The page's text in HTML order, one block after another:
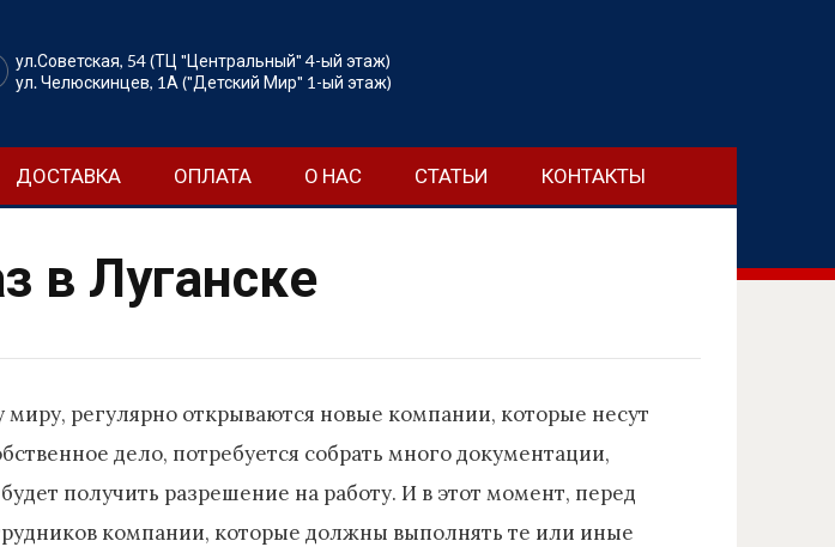
ул.Советская, 54 (ТЦ "Центральный" 4-ый этаж)
ул. Челюскинцев, 1А ("Детский Мир" 1-ый этаж)
ДОСТАВКА ОПЛАТА О НАС СТАТЬИ КОНТАКТЫ
в Луганске
регулярно открываются новые компании, которые несут
дело, потребуется собрать много документации,
получить разрешение на работу. И в этот момент, перед
компании, которые должны выполнять те или иные